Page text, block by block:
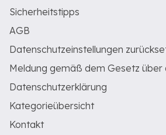
Sicherheitstipps
AGB
Datenschutzeinstellungen
Meldung gemäß dem Gesetz über
Datenschutzerklärung
Kategorieübersicht
Kontakt